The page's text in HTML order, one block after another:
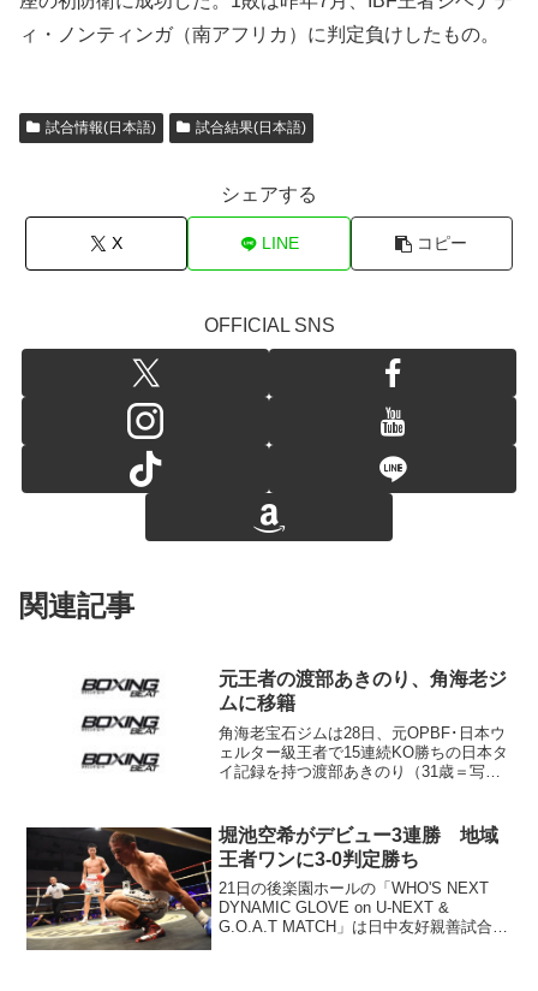
ィ・ノンティンガ（南アフリカ）に判定負けしたもの。
試合情報(日本語) 試合結果(日本語)
シェアする
X LINE コピー
OFFICIAL SNS
関連記事
元王者の渡部あきのり、角海老ジ
ムに移籍
角海老宝石ジムは28日、元OPBF･日本ウ
ェルター級王者で15連続KO勝ちの日本タ
イ記録を持つ渡部あきのり（31歳＝写
王座を獲得した渡部は日本王座を4度、
OPB...
堀池空希がデビュー3連勝 地域
王者ワンに3-0判定勝ち
21日の後楽園ホールの「WHO'S NEXT
DYNAMIC GLOVE on U-NEXT &
G.O.A.T MATCH」は日中友好親善試合。